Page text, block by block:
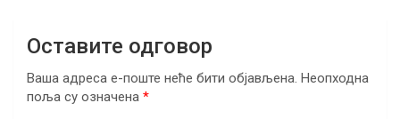
Оставите одговор
Ваша адреса е-поште неће бити објављена. Неопходна
поља су означена *